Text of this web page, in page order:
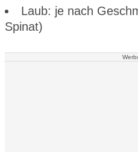
Laub: je nach
Spinat)